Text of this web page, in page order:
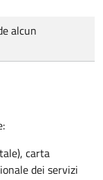
alcun
carta
dei servizi